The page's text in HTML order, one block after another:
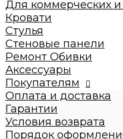
Модульные диваны
Для коммерческих и
Кровати
Детские кровати
Кровати взрослые
Стулья
Стеновые панели
Ремонт Обивки
Галерея
Для коммерческих
Кровати
Стулья
Стеновые панели
Ремонт Обивки
Аксессуары
Покупателям
Оплата и доставка
Гарантии
Условия возврата
Порядок